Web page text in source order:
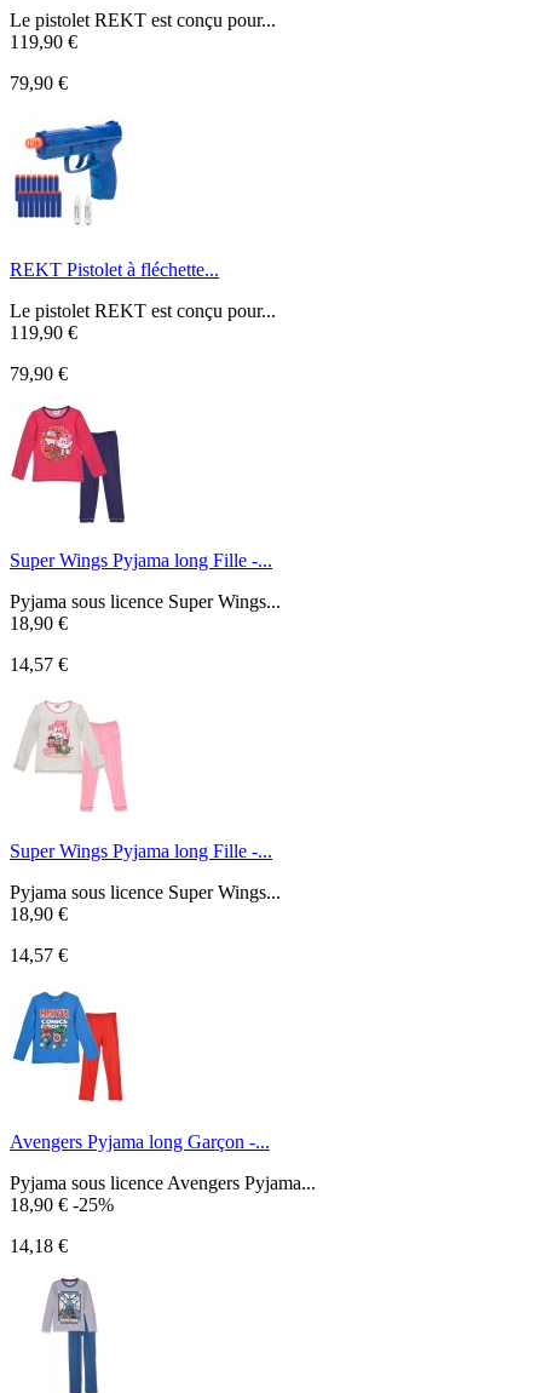
Le pistolet REKT est conçu pour...
119,90 €
79,90 €
REKT Pistolet à fléchette...
Le pistolet REKT est conçu pour...
119,90 €
79,90 €
Super Wings Pyjama long Fille -...
Pyjama sous licence Super Wings...
18,90 €
14,57 €
Super Wings Pyjama long Fille -...
Pyjama sous licence Super Wings...
18,90 €
14,57 €
Avengers Pyjama long Garçon -...
Pyjama sous licence Avengers Pyjama...
18,90 € -25%
14,18 €